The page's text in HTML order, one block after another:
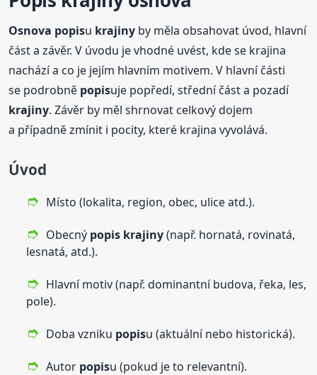
Osnova popisu krajiny by měla obsahovat úvod, hlavní
část a závěr. V úvodu je vhodné uvést, kde se krajina
nachází a co je jejím hlavním motivem. V hlavní části
se podrobně popisuje popředí, střední část a pozadí
krajiny. Závěr by měl shrnovat celkový dojem
a případně zmínit i pocity, které krajina vyvolává.
Úvod
Místo (lokalita, region, obec, ulice atd.).
Obecný popis krajiny(např. hornatá, rovinatá,
lesnatá, atd.).
Hlavní motiv (např. dominantní budova, řeka, les,
pole).
Doba vzniku popisu (aktuální nebo historická).
Autor popisu (pokud je to relevantní).